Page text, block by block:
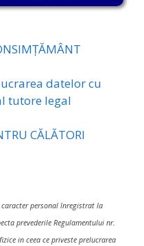
datelor cu
tutore legal
CĂLĂTORI
caracter personal înregistrat la
prevederile Regulamentului nr.
in ceea ce priveste prelucrarea